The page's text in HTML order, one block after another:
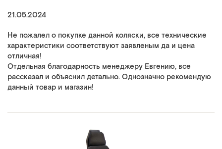
21.05.2024
Не пожалел о покупке данной коляски, все технические
характеристики соответствуют заявленым да и цена
отличная!
Отдельная благодарность менеджеру Евгению, все
рассказал и объяснил детально. Однозначно рекомендую
данный товар и магазин!